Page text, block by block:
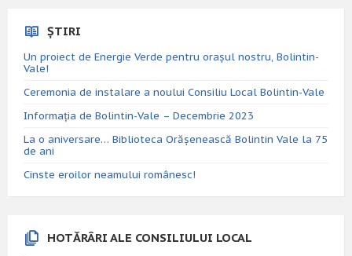
ȘTIRI
Un proiect de Energie Verde pentru orașul nostru, Bolintin-
Vale!
Ceremonia de instalare a noului Consiliu Local Bolintin-Vale
Informația de Bolintin-Vale – Decembrie 2023
La o aniversare… Biblioteca Orăşenească Bolintin Vale la 75
de ani
Cinste eroilor neamului românesc!
HOTĂRÂRI ALE CONSILIULUI LOCAL